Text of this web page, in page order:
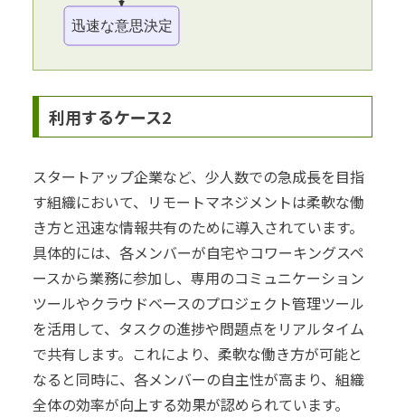
迅速な意思決定
利用するケース2
スタートアップ企業など、少人数での急成長を目指
す組織において、リモートマネジメントは柔軟な働
き方と迅速な情報共有のために導入されています。
具体的には、各メンバーが自宅やコワーキングスペ
ースから業務に参加し、専用のコミュニケーション
ツールやクラウドベースのプロジェクト管理ツール
を活用して、タスクの進捗や問題点をリアルタイム
で共有します。これにより、柔軟な働き方が可能と
なると同時に、各メンバーの自主性が高まり、組織
全体の効率が向上する効果が認められています。